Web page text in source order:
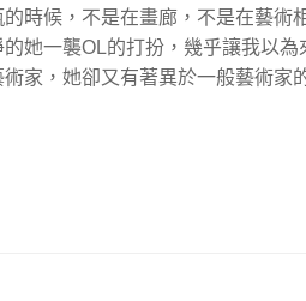
時候，不是在畫廊，不是在藝術
她一襲OL的打扮，幾乎讓我以
家，她卻又有著異於一般藝術家